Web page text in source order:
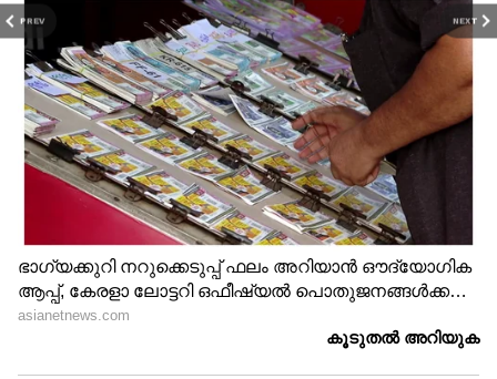
PREV NEXT